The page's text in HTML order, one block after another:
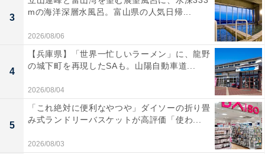
3
mの海洋深層水風呂。富山県の人気日帰...
2026/08/06
4
【兵庫県】「世界一忙しいラーメン」に、龍野
の城下町を再現したSAも。山陽自動車道...
2026/08/04
5
「これ絶対に便利なやつや」ダイソーの折り畳
み式ランドリーバスケットが高評価「使わ...
2026/08/03